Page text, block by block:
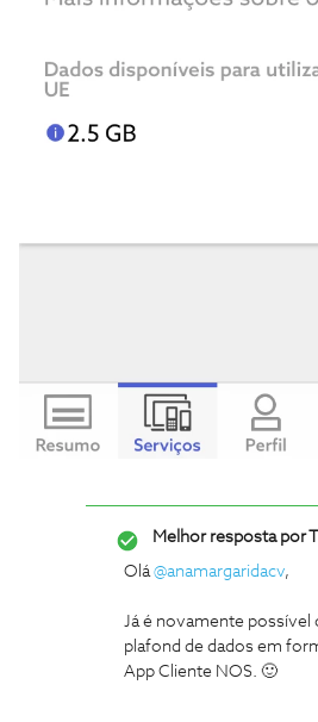
Melhor resposta por
Olá@anamargaridacv,
Já é novamente possível
plafond de dados em
App Cliente NOS. 🙂